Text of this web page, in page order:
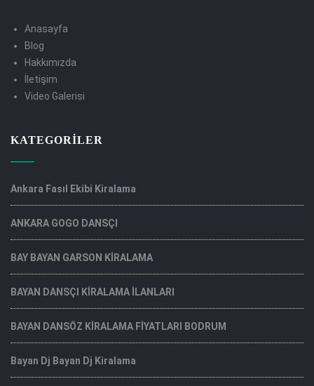
Anasayfa
Blog
Hakkımızda
İletişim
Video Galerisi
KATEGORILER
Ankara Fasıl Ekibi Kiralama
ANKARA GOGO DANSÇI
BAY BAYAN GARSON KİRALAMA
BAYAN DANSÇI KİRALAMA İLANLARI
BAYAN DANSÖZ KİRALAMA FİYATLARI BODRUM
Bayan Dj Bayan Dj Kiralama